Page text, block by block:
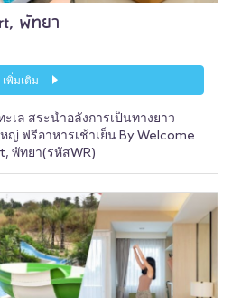
พัทยา
เพิ่มเติม
เล สระน้ำอลังการเป็นทางยาว
ญ่ ฟรีอาหารเช้าเย็น By Welcome
พัทยา(รหัสWR)